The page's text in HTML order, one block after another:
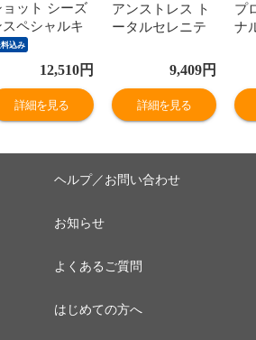
ョット シーズ
スペシャルキ
ト V 国内正規
込み
12,510円
詳細を見る
アンストレス ト
ータルセレニテ
9,409円
詳細を見る
プ
ナ
ヘルプ／お問い合わせ
お知らせ
よくあるご質問
はじめての方へ